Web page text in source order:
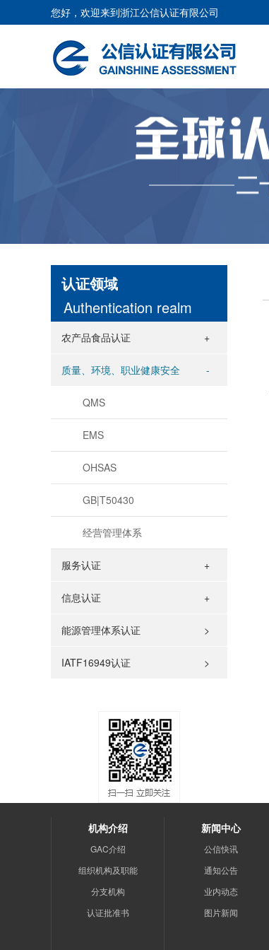
您好，欢迎来到浙江公信认证有限公司
认证领域
Authentication realm
农产品食品认证
质量、环境、职业健康安全
QMS
EMS
OHSAS
GB|T50430
经营管理体系
服务认证
信息认证
能源管理体系认证 >
IATF16949认证 >
机构介绍
GAC介绍
组织机构及职能
分支机构
认证批准书
新闻中心
公信快讯
通知公告
业内动态
图片新闻